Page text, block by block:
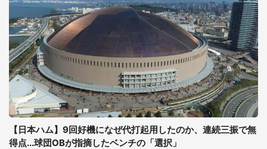
【日本ハム】9回好機になぜ代打起用したのか、連続三振で無
得点...球団OBが指摘したベンチの「選択」